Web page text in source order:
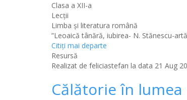
Clasa a XII-a
Lecții
Limba şi literatura română
”Leoaică tânără, iubirea- N. Stănescu-
Citiţi mai departe
Resursă
Realizat de feliciastefan la data 21 Aug
Călătorie în